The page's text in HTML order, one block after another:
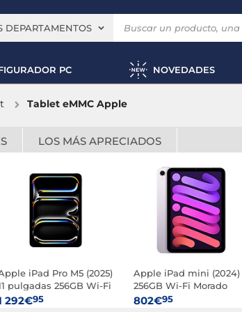
DEPARTAMENTOS
PC NOVEDADES
Tablet eMMC Apple
LOS MÁS APRECIADOS
iPad Pro M5 (2025)
pulgadas 256GB Wi-Fi
292€95
Apple iPad mini (2024)
256GB Wi-Fi Morado
802€95